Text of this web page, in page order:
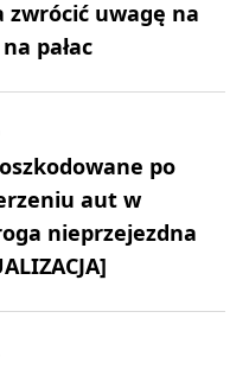
uwagę na
pałac
po
aut w
nieprzejezdna